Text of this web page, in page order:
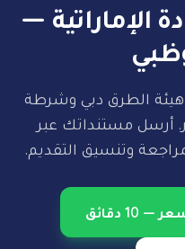
الإماراتية —
هيئة الطرق دبي وشرطة
أرسل مستنداتك عبر
وتنسيق التقديم.
دقائق